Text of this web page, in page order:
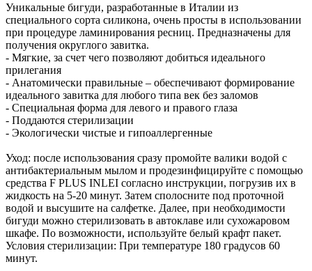
Уникальные бигуди, разработанные в Италии из
специального сорта силикона, очень просты в использовании
при процедуре ламинирования ресниц. Предназначены для
получения округлого завитка.
- Мягкие, за счет чего позволяют добиться идеального
прилегания
- Анатомически правильные – обеспечивают формирование
идеального завитка для любого типа век без заломов
- Специальная форма для левого и правого глаза
- Поддаются стерилизации
- Экологически чистые и гипоаллергенные
Уход: после использования сразу промойте валики водой с
антибактериальным мылом и продезинфицируйте с помощью
средства F PLUS INLEI согласно инструкции, погрузив их в
жидкость на 5-20 минут. Затем сполосните под проточной
водой и высушите на салфетке. Далее, при необходимости
бигуди можно стерилизовать в автоклаве или сухожаровом
шкафе. По возможности, используйте белый крафт пакет.
Условия стерилизации: При температуре 180 градусов 60
минут.